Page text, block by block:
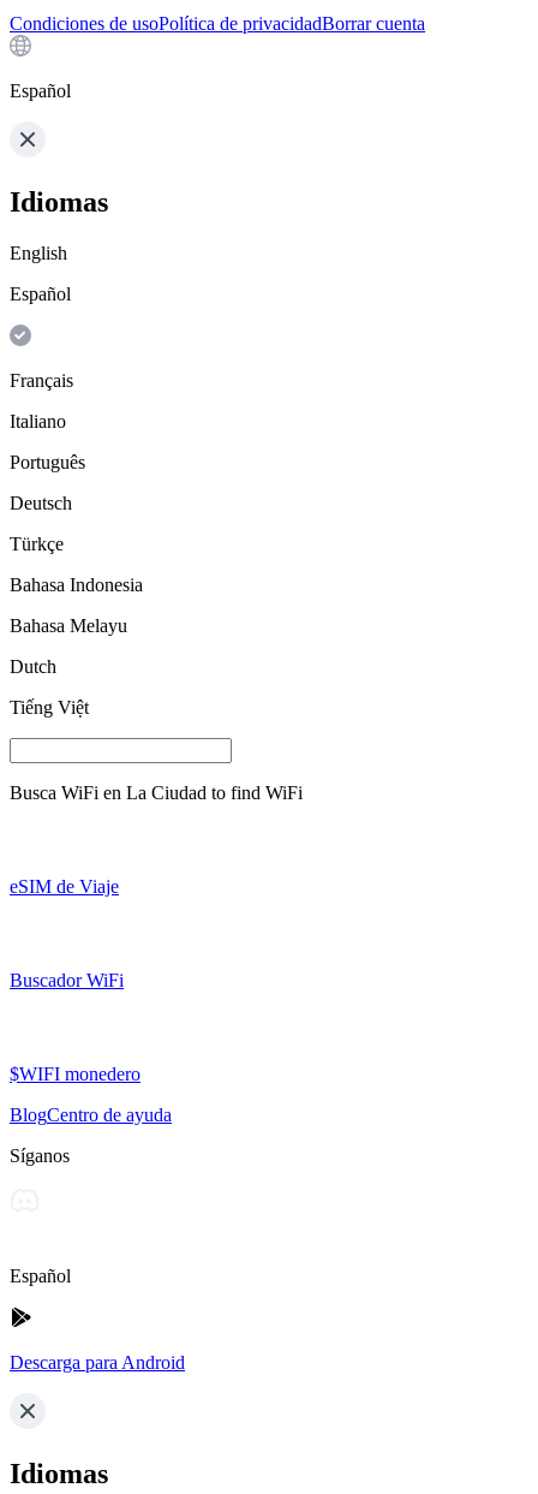
Condiciones de usoPolítica de privacidadBorrar cuenta
Español
Idiomas
English
Español
Français
Italiano
Português
Deutsch
Türkçe
Bahasa Indonesia
Bahasa Melayu
Dutch
Tiếng Việt
Busca WiFi en La Ciudad to find WiFi
eSIM de Viaje
Buscador WiFi
$WIFI monedero
BlogCentro de ayuda
Síganos
Español
Descarga para Android
Idiomas